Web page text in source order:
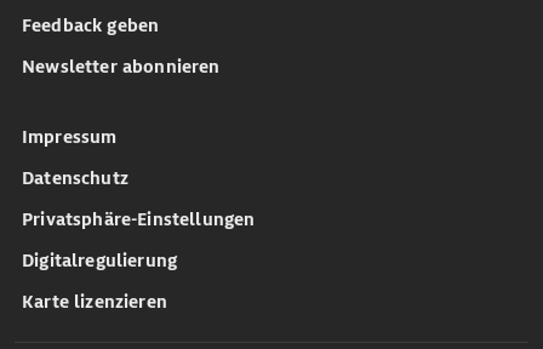
Feedback geben
Newsletter abonnieren
Impressum
Datenschutz
Privatsphäre-Einstellungen
Digitalregulierung
Karte lizenzieren